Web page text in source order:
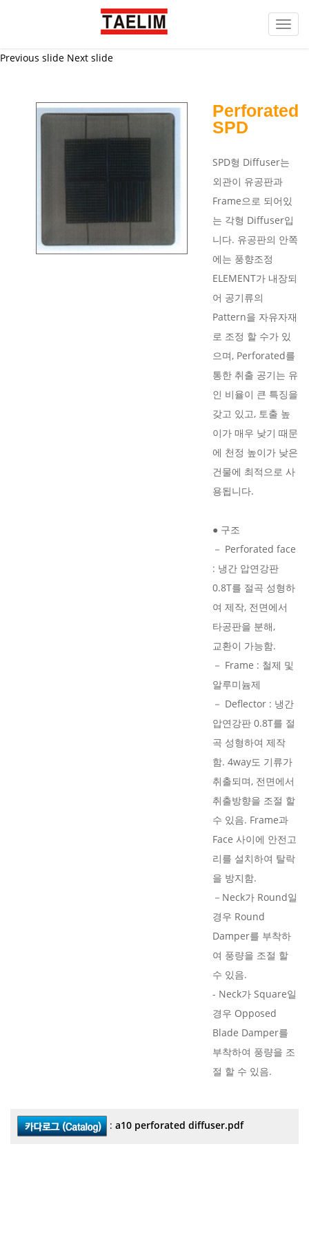
Previous slide Next slide
Perforated
SPD
SPD형 Diffuser는
외관이 유공판과
Frame으로 되어있
는 각형 Diffuser입
니다. 유공판의 안쪽
에는 풍향조정
ELEMENT가 내장되
어 공기류의
Pattern을 자유자재
로 조정 할 수가 있
으며, Perforated를
통한 취출 공기는 유
인 비율이 큰 특징을
갖고 있고, 토출 높
이가 매우 낮기 때문
에 천정 높이가 낮은
건물에 최적으로 사
용됩니다.
● 구조
－ Perforated face
: 냉간 압연강판
0.8T를 절곡 성형하
여 제작, 전면에서
타공판을 분해,
교환이 가능함.
－ Frame : 철제 및
알루미늄제
－ Deflector : 냉간
압연강판 0.8T를 절
곡 성형하여 제작
함. 4way도 기류가
취출되며, 전면에서
취출방향을 조절 할
수 있음. Frame과
Face 사이에 안전고
리를 설치하여 탈락
을 방지함.
－Neck가 Round일
경우 Round
Damper를 부착하
여 풍량을 조절 할
수 있음.
- Neck가 Square일
경우 Opposed
Blade Damper를
부착하여 풍량을 조
절 할 수 있음.
: a10 perforated diffuser.pdf